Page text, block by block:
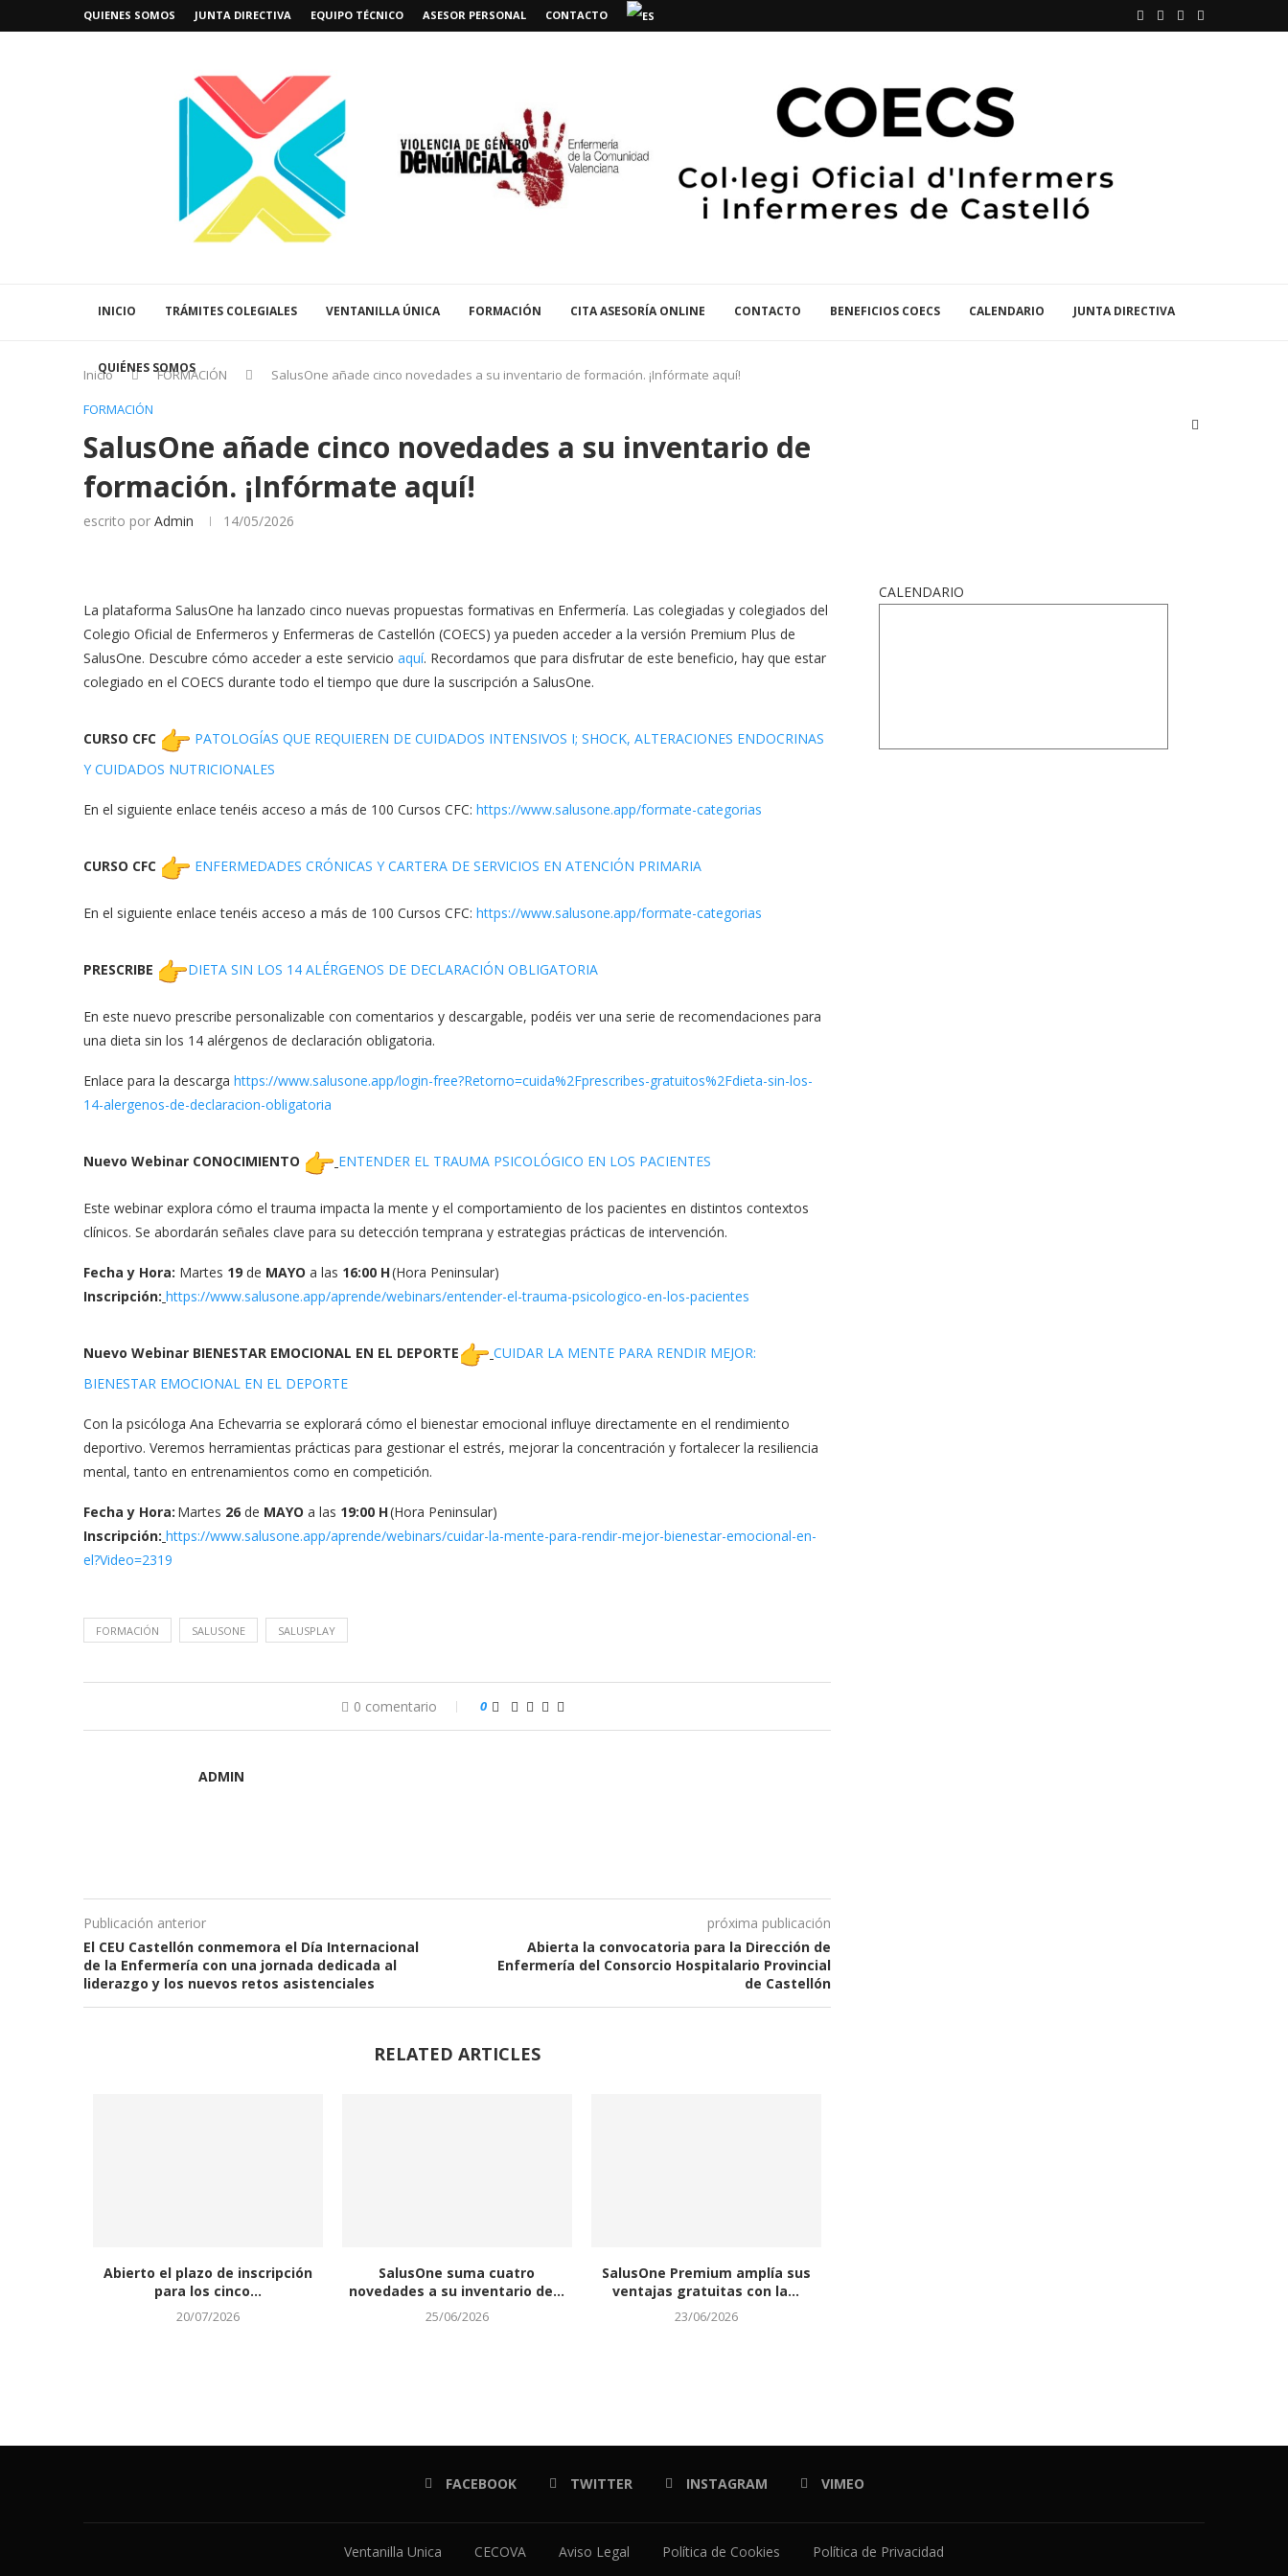
QUIENES SOMOS JUNTA DIRECTIVA EQUIPO TÉCNICO ASESOR PERSONAL CONTACTO
INICIO TRÁMITES COLEGIALES VENTANILLA ÚNICA FORMACIÓN CITA ASESORÍA ONLINE CONTACTO BENEFICIOS COECS CALENDARIO JUNTA DIRECTIVA
QUIÉNES SOMOS
Inicio FORMACIÓN
SalusOne añade cinco novedades a su inventario de formación. ¡Infórmate aquí!
FORMACIÓN
SalusOne añade cinco novedades a su inventario de
formación. ¡Infórmate aquí!
escrito por Admin 14/05/2026
La plataforma SalusOne ha lanzado cinco nuevas propuestas formativas en Enfermería. Las colegiadas y colegiados del
Colegio Oficial de Enfermeros y Enfermeras de Castellón (COECS) ya pueden acceder a la versión Premium Plus de
SalusOne. Descubre cómo acceder a este servicio aquí. Recordamos que para disfrutar de este beneficio, hay que estar
colegiado en el COECS durante todo el tiempo que dure la suscripción a SalusOne.
CURSO CFC
PATOLOGÍAS QUE REQUIEREN DE CUIDADOS INTENSIVOS I; SHOCK, ALTERACIONES ENDOCRINAS
Y CUIDADOS NUTRICIONALES
En el siguiente enlace tenéis acceso a más de 100 Cursos CFC: https://www.salusone.app/formate-categorias
CURSO CFC ENFERMEDADES CRÓNICAS Y CARTERA DE SERVICIOS EN ATENCIÓN PRIMARIA
En el siguiente enlace tenéis acceso a más de 100 Cursos CFC: https://www.salusone.app/formate-categorias
PRESCRIBE DIETA SIN LOS 14 ALÉRGENOS DE DECLARACIÓN OBLIGATORIA
En este nuevo prescribe personalizable con comentarios y descargable, podéis ver una serie de recomendaciones para
una dieta sin los 14 alérgenos de declaración obligatoria.
Enlace para la descarga https://www.salusone.app/login-free?Retorno=cuida%2Fprescribes-gratuitos%2Fdieta-sin-los-
14-alergenos-de-declaracion-obligatoria
Nuevo Webinar CONOCIMIENTO ENTENDER EL TRAUMA PSICOLÓGICO EN LOS PACIENTES
Este webinar explora cómo el trauma impacta la mente y el comportamiento de los pacientes en distintos contextos
clínicos. Se abordarán señales clave para su detección temprana y estrategias prácticas de intervención.
Fecha y Hora: Martes 19 de MAYO a las 16:00 H(Hora Peninsular)
Inscripción: https://www.salusone.app/aprende/webinars/entender-el-trauma-psicologico-en-los-pacientes
Nuevo Webinar BIENESTAR EMOCIONAL EN EL DEPORTE
CUIDAR LA MENTE PARA RENDIR MEJOR:
BIENESTAR EMOCIONAL EN EL DEPORTE
Con la psicóloga Ana Echevarria se explorará cómo el bienestar emocional influye directamente en el rendimiento
deportivo. Veremos herramientas prácticas para gestionar el estrés, mejorar la concentración y fortalecer la resiliencia
mental, tanto en entrenamientos como en competición.
Fecha y Hora: Martes 26 de MAYO a las 19:00 H(Hora Peninsular)
Inscripción: https://www.salusone.app/aprende/webinars/cuidar-la-mente-para-rendir-mejor-bienestar-emocional-en-
el?Video=2319
FORMACIÓN SALUSONE SALUSPLAY
0 comentario 0
ADMIN
Publicación anterior
El CEU Castellón conmemora el Día Internacional
de la Enfermería con una jornada dedicada al
liderazgo y los nuevos retos asistenciales
próxima publicación
Abierta la convocatoria para la Dirección de
Enfermería del Consorcio Hospitalario Provincial
de Castellón
RELATED ARTICLES
Abierto el plazo de inscripción
para los cinco...
20/07/2026
SalusOne suma cuatro
novedades a su inventario de...
25/06/2026
SalusOne Premium amplía sus
ventajas gratuitas con la...
23/06/2026
CALENDARIO
FACEBOOK TWITTER INSTAGRAM VIMEO
Ventanilla Unica CECOVA Aviso Legal Política de Cookies Política de Privacidad